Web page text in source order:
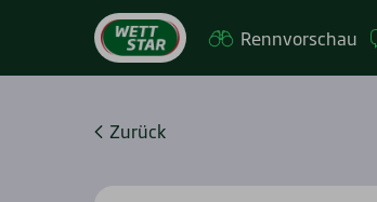
Renn­vor­schau
Zurück